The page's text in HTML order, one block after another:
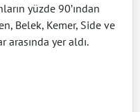
yüzde 90’ından
Belek, Kemer, Side ve
yer aldı.